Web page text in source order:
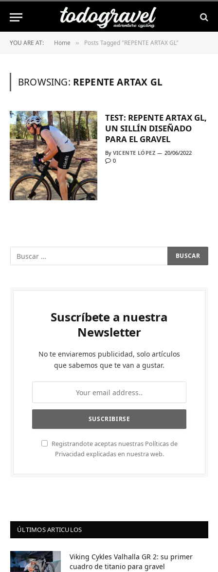
YOU ARE AT: Home » Posts Tagged "REPENTE ARTAX GL"
BROWSING: REPENTE ARTAX GL
TEST: REPENTE ARTAX GL,
UN SILLÍN DISEÑADO
PARA EL GRAVEL
By VICENTE LÓPEZ
20/06/2022
0
Suscríbete a nuestra
Newsletter
No te enviaremos publicidad, solo artículos
que sabemos que te van a gustar.
Registrandote aceptas nuestras Políticas de
Privacidad explicadas en nuestra web.
ÚLTIMOS ARTICULOS
Viking Cykles Valhalla GR 2: su primer
cuadro de titanio para gravel